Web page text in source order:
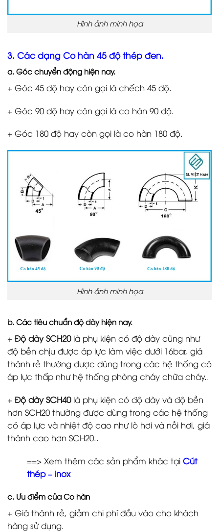
Hình ảnh minh họa
3. Các dạng Co hàn 45 độ thép đen.
a. Góc chuyển động hiện nay.
+ Góc 45 độ hay còn gọi là chếch 45 độ.
+ Góc 90 độ hay còn gọi là co hàn 90 độ.
+ Góc 180 độ hay còn gọi là co hàn 180 độ.
Hình ảnh minh họa
b. Các tiêu chuẩn độ dày hiện nay.
+ Độ dày SCH20là phụ kiện có độ dày cũng như
độ bền chịu được áp lực làm việc dưới 16bar, giá
thành rẻ thường được dùng trong các hệ thống có
áp lực thấp như hệ thống phòng cháy chữa cháy..
+ Độ dày SCH40là phụ kiện có độ dày và độ bền
hơn SCH20 thường được dùng trong các hệ thống
có áp lực và nhiệt độ cao như lò hơi và nồi hơi, giá
thành cao hơn SCH20..
==> Xem thêm các sản phẩm khác tại Cút
thép – inox
c. Ưu điểm của Co hàn
+ Giá thành rẻ, giảm chi phí đầu vào cho khách
hàng sử dụng.